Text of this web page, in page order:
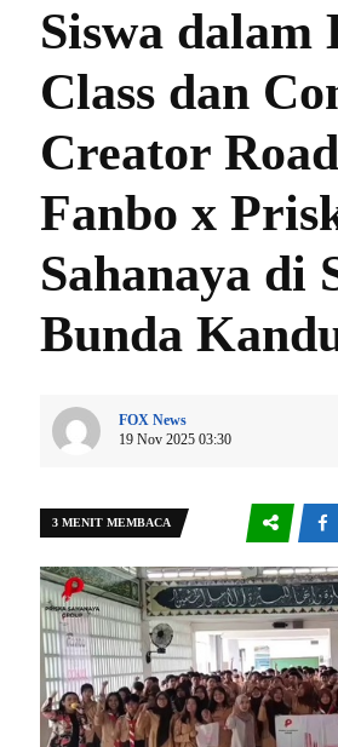
Siswa dalam
Class dan
Creator
Fanbo x
Sahanaya di
Bunda
FOX News
19 Nov 2025 03:30
3 MENIT MEMBACA